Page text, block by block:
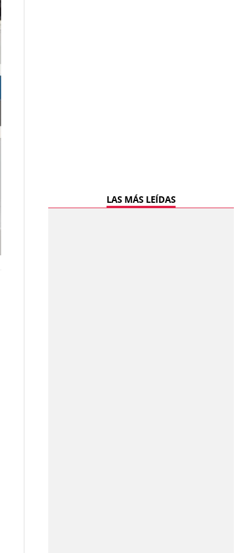
LAS MÁS LEÍDAS